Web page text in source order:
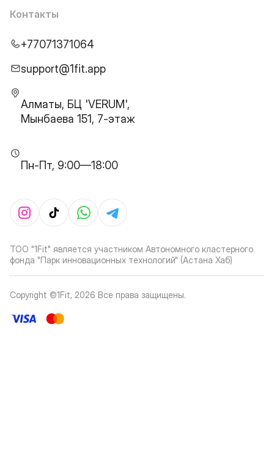
Контакты
+77071371064
support@1fit.app
Алматы, БЦ 'VERUM',
Мынбаева 151, 7-этаж
Пн-Пт, 9:00—18:00
ТОО "1Fit" является участником Автономного кластерного
фонда "Парк инновационных технологий" (Астана Хаб)
Copyright ©1Fit, 2026 Все права защищены.